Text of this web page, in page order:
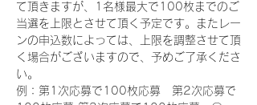
て頂きますが、1名様最大で100枚までのご
当選を上限とさせて頂く予定です。またレー
ンの申込数によっては、上限を調整させて頂
く場合がございますので、予めご了承くださ
い。
例：第1次応募で100枚応募　第2次応募で